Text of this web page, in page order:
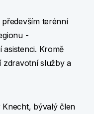
terénní
-
Kromě
zdravotní služby a
Knecht, bývalý člen